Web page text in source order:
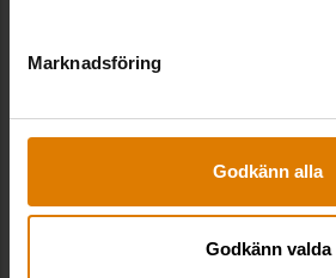
Marknadsföring
Godkänn alla
Godkänn valda
Utemiljöträff